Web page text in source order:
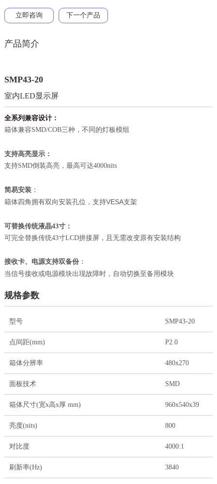
立即咨询 下一个产品
产品简介
SMP43-20
室内LED显示屏
全系列兼容设计：
箱体兼容SMD/COB三种，不同的灯板模组
支持高亮显示：
支持SMD倒装高亮，最高可达4000nits
简易安装：
箱体四角拥有双向安装孔位，支持VESA支架
可替换传统液晶43寸：
可完全替换传统43寸LCD拼接屏，且无需改变原有安装结构
接收卡、电源支持双备份：
当信号接收或电源模块出现故障时，自动切换至备用模块
规格参数
型号 SMP43-20
点间距(mm) P2.0
箱体分辨率 480x270
面板技术 SMD
箱体尺寸(宽x高x厚 mm) 960x540x39
亮度(nits) 800
对比度 4000:1
刷新率(Hz) 3840